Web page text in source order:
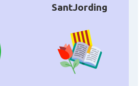
SantJording